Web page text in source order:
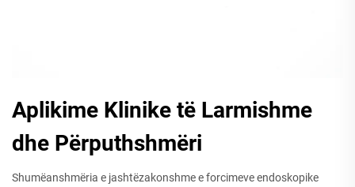
Aplikime Klinike të Larmishme
dhe Përputhshmëri
Shumëanshmëria e jashtëzakonshme e forcimeve endoskopike